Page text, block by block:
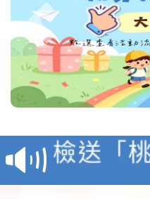
本校
第3次招
告(不再
檢送「
賽實施
本市「